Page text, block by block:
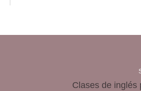
Clases de inglés